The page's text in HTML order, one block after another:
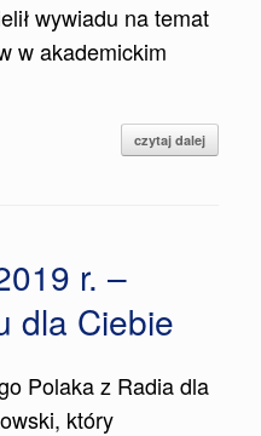
wywiadu na temat
w akademickim
czytaj dalej
r. –
dla Ciebie
Polaka z Radia dla
który